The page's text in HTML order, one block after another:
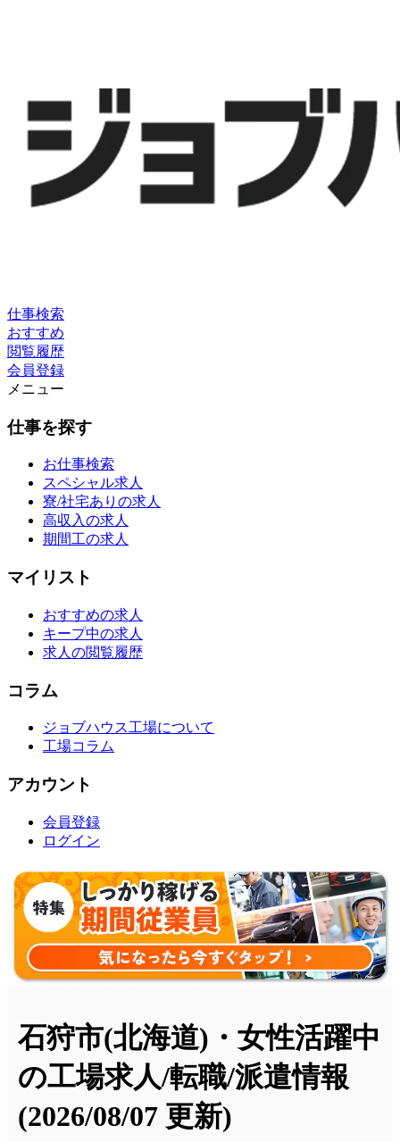
仕事検索
おすすめ
閲覧履歴
会員登録
メニュー
仕事を探す
お仕事検索
スペシャル求人
寮/社宅ありの求人
高収入の求人
期間工の求人
マイリスト
おすすめの求人
キープ中の求人
求人の閲覧履歴
コラム
ジョブハウス工場について
工場コラム
アカウント
会員登録
ログイン
石狩市(北海道)・女性活躍中
の工場求人/転職/派遣情報
(2026/08/07 更新)